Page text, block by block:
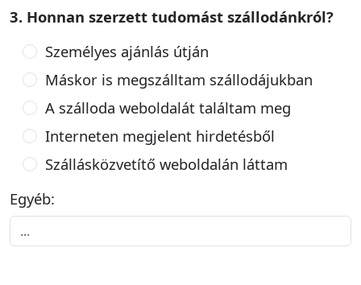
3. Honnan szerzett tudomást szállodánkról?
Személyes ajánlás útján
Máskor is megszálltam szállodájukban
A szálloda weboldalát találtam meg
Interneten megjelent hirdetésből
Szállásközvetítő weboldalán láttam
Egyéb: